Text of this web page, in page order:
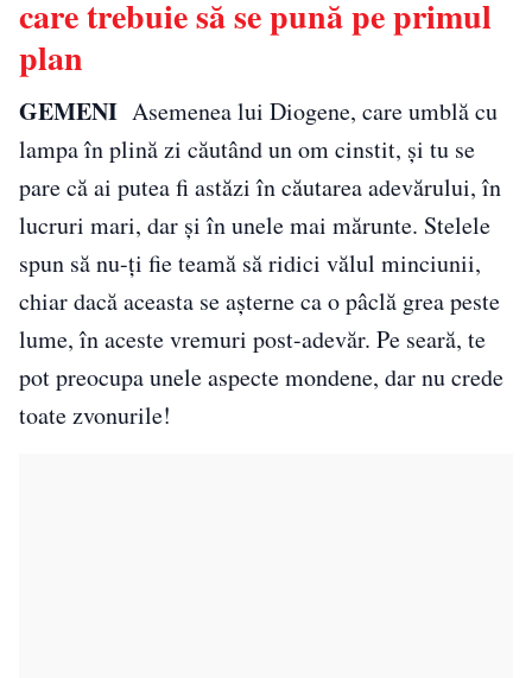
care trebuie să se pună pe primul
plan
GEMENI Asemenea lui Diogene, care umblă cu
lampa în plină zi căutând un om cinstit, și tu se
pare că ai putea fi astăzi în căutarea adevărului, în
lucruri mari, dar și în unele mai mărunte. Stelele
spun să nu-ți fie teamă să ridici vălul minciunii,
chiar dacă aceasta se așterne ca o pâclă grea peste
lume, în aceste vremuri post-adevăr. Pe seară, te
pot preocupa unele aspecte mondene, dar nu crede
toate zvonurile!